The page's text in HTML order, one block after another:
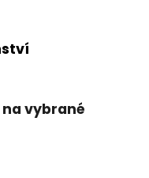
vybrané